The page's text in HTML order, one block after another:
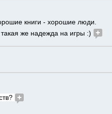
книги - хорошие люди.
же надежда на игры :)